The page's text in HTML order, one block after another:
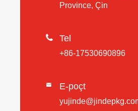
Province, Çin
 Tel
+86-17530690896
 E-poçt